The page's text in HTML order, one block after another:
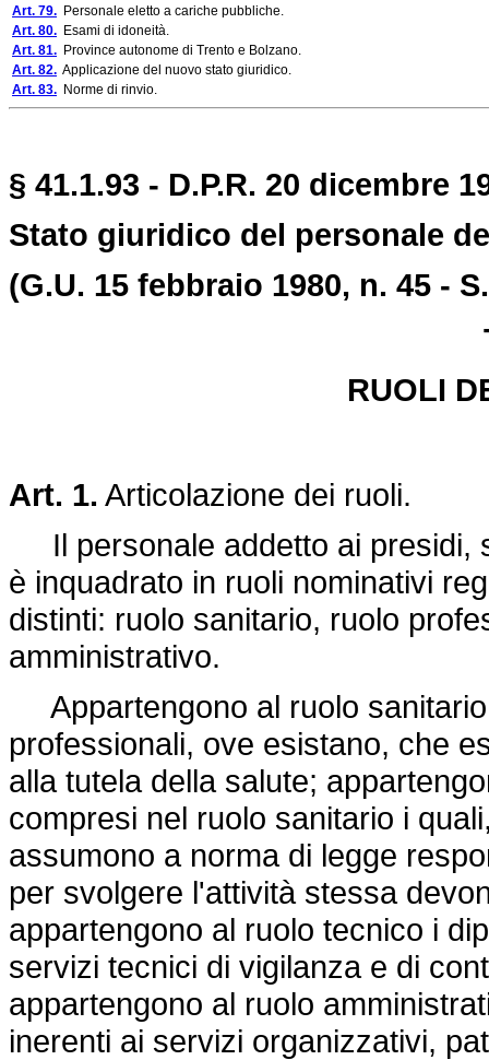
Art. 79. Personale eletto a cariche pubbliche.
Art. 80. Esami di idoneità.
Art. 81. Province autonome di Trento e Bolzano.
Art. 82. Applicazione del nuovo stato giuridico.
Art. 83. Norme di rinvio.
§ 41.1.93 - D.P.R. 20 dicembre
Stato giuridico del personale
(G.U. 15 febbraio 1980, n. 45 -
RUOLI
Art. 1. Articolazione dei ruoli.
Il personale addetto ai presidi,
è inquadrato in ruoli nominativi
distinti: ruolo sanitario, ruolo
amministrativo.
Appartengono al ruolo
professionali, ove esistano, che
alla tutela della salute;
compresi nel ruolo sanitario i
assumono a norma di legge
per svolgere l'attività stessa
appartengono al ruolo tecnico i
servizi tecnici di vigilanza e di
appartengono al ruolo
inerenti ai servizi organizzativi,